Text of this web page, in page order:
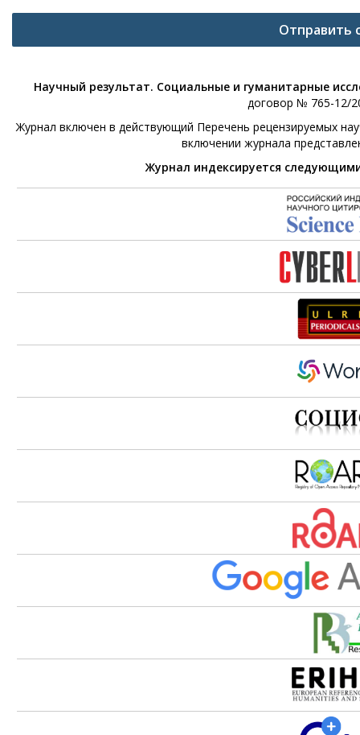
Отправить
Научный результат. Социальные и гуманитарные
договор № 765-12/
Журнал включен в действующий Перечень рецензируемых
включении журнала
Журнал индексируется